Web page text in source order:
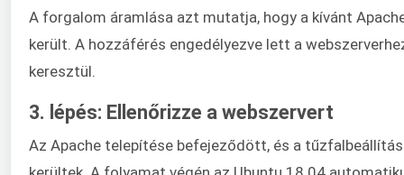
A forgalom áramlása azt mutatja, hogy a kívánt
került. A hozzáférés engedélyezve lett a
keresztül.
3. lépés: Ellenőrizze a webszervert
Az Apache telepítése befejeződött, és a